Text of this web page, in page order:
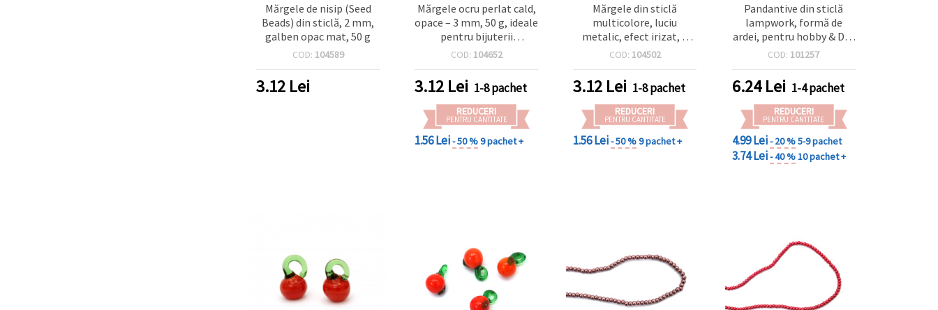
Mărgele de nisip (Seed
Beads) din sticlă, 2 mm,
galben opac mat, 50 g
COD: 104589
3.12 Lei
Mărgele ocru perlat cald,
opace – 3 mm, 50 g, ideale
pentru bijuterii
handmade, designuri de
unice
COD: 104652
3.12 Lei 1-8 pachet
REDUCERI
PENTRU CANTITATE
1.56 Lei- 50 %9 pachet +
Mărgele din sticlă
multicolore, luciu
metalic, efect irizat, 3
mm – 50 g, mix asortat,
decorațiuni handmade
COD: 104502
3.12 Lei 1-8 pachet
REDUCERI
PENTRU CANTITATE
1.56 Lei- 50 %9 pachet +
Pandantive din sticlă
lampwork, formă de
ardei, pentru hobby & DIY,
10x23 mm, gaură 4x3 mm,
COD: 101257
6.24Lei 1-4 pachet
REDUCERI
PENTRU CANTITATE
4.99 Lei- 20 %5-9 pachet
3.74 Lei- 40 %10 pachet +